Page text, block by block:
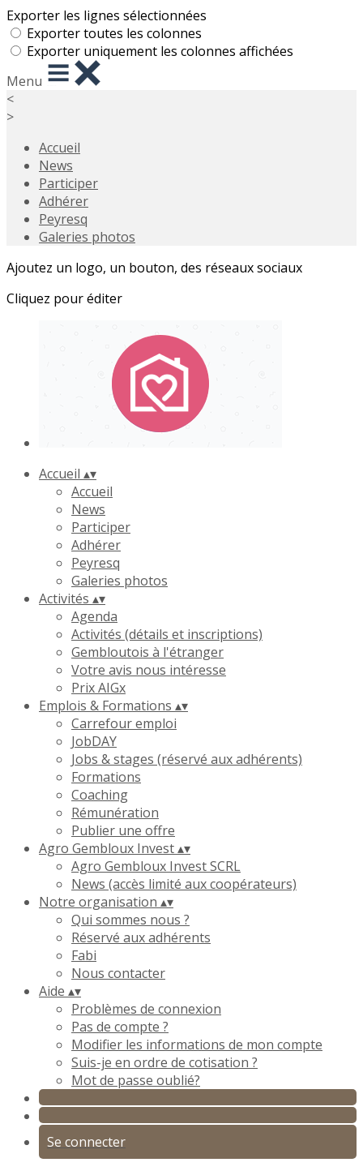
Exporter les lignes sélectionnées
Exporter toutes les colonnes
Exporter uniquement les colonnes affichées
Menu
<
>
Accueil
News
Participer
Adhérer
Peyresq
Galeries photos
Ajoutez un logo, un bouton, des réseaux sociaux
Cliquez pour éditer
Accueil ▴▾
Accueil
News
Participer
Adhérer
Peyresq
Galeries photos
Activités ▴▾
Agenda
Activités (détails et inscriptions)
Gembloutois à l'étranger
Votre avis nous intéresse
Prix AIGx
Emplois & Formations ▴▾
Carrefour emploi
JobDAY
Jobs & stages (réservé aux adhérents)
Formations
Coaching
Rémunération
Publier une offre
Agro Gembloux Invest▴▾
Agro Gembloux Invest SCRL
News (accès limité aux coopérateurs)
Notre organisation ▴▾
Qui sommes nous ?
Réservé aux adhérents
Fabi
Nous contacter
Aide ▴▾
Problèmes de connexion
Pas de compte ?
Modifier les informations de mon compte
Suis-je en ordre de cotisation ?
Mot de passe oublié?
Se connecter